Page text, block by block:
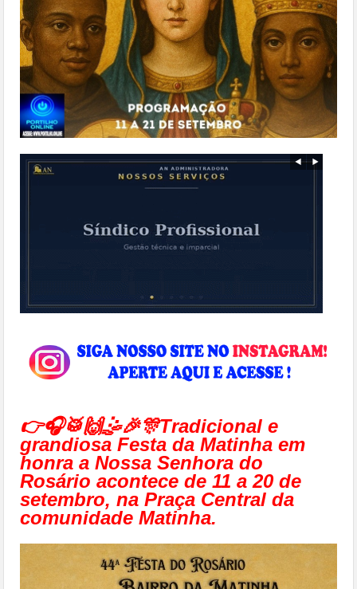
👉🎧🥁🙌🤹🎉🎊Tradicional e
grandiosa Festa da Matinha em
honra a Nossa Senhora do
Rosário acontece de 11 a 20 de
setembro, na Praça Central da
comunidade Matinha.